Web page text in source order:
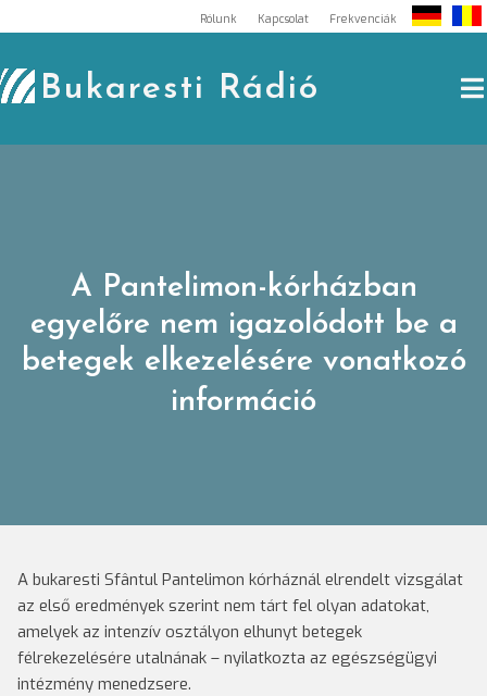
to
content
Rólunk Kapcsolat Frekvenciák
Bukaresti Rádió
A Pantelimon-kórházban
egyelőre nem igazolódott be a
betegek elkezelésére vonatkozó
információ
A bukaresti Sfântul Pantelimon kórháznál elrendelt vizsgálat
az első eredmények szerint nem tárt fel olyan adatokat,
amelyek az intenzív osztályon elhunyt betegek
félrekezelésére utalnának – nyilatkozta az egészségügyi
intézmény menedzsere.